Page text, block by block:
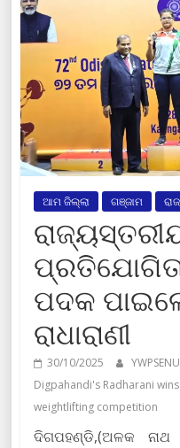
ଆମ ଜିଲ୍ଲା ଗଞ୍ଜାମ
ପଦକ
ରାଧାରାଣୀ
30/10/2025
Digpahandi's Radharani
weightlifting competition
ଦିଗପହଣ୍ଡି,(ଅଳକ